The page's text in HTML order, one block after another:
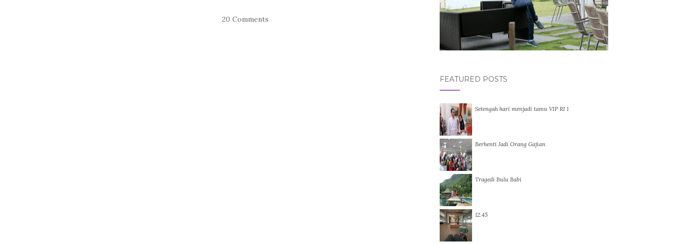
20 Comments
FEATURED POSTS
Setengah hari menjadi tamu VIP RI 1
Berhenti Jadi Orang Gajian
Tragedi Bulu Babi
12.45